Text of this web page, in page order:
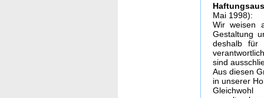
Mai 1998):
Wir weisen
Gestaltung
deshalb für
sind
Aus diesen
in unserer